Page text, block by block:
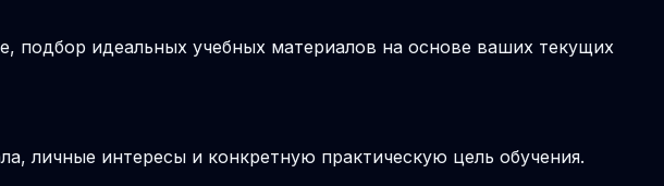
подбор идеальных учебных материалов на основе ваших текущих
личные интересы и конкретную практическую цель обучения.